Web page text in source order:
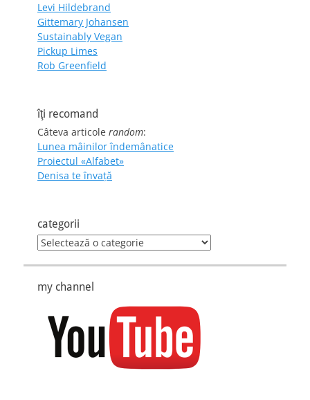
Levi Hildebrand
Gittemary Johansen
Sustainably Vegan
Pickup Limes
Rob Greenfield
îţi recomand
Câteva articole random:
Lunea mâinilor îndemânatice
Proiectul «Alfabet»
Denisa te învaţă
categorii
categorii
my channel